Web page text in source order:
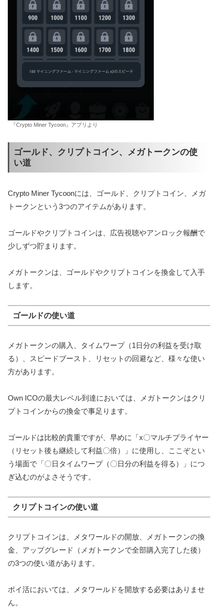
『Crypto Miner Tycoon』アプリより
ゴールド、クリプトコイン、メガトークンの使
い道
Crypto Miner Tycoonには、ゴールド、クリプトコイン、メガ
トークンという3つのアイテムがあります。
ゴールドやクリプトコインは、広告視聴やアンロック報酬で
少しずつ貯まります。
メガトークンは、ゴールドやクリプトコインを換金して入手
します。
ゴールドの使い道
メガトークンの購入、タイムワープ（1日分の利益を受け取
る）、スピードブースト、リセットの回避など、様々な使い
方があります。
Own ICOの最大レベル到達においては、メガトークンはクリ
プトコインからの換金で事足ります。
ゴールドは比較的貴重ですが、早めに「x〇マルチプライヤー
（リセット後も継続して利益〇倍）」に使用し、ここぞとい
う場面で「〇日タイムワープ（〇日分の利益を得る）」につ
ぎ込むのがよさそうです。
クリプトコインの使い道
クリプトコインは、メタワールドの開放、メガトークンの換
金、アップグレード（メガトークンで全部購入完了した後）
の3つの使い道があります。
ポイ活においては、メタワールドを開放する必要はありませ
ん。